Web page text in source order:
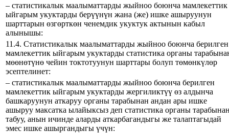
– статистикалык маалыматтарды жыйноо боюнча мамлекеттик
ыйгарым укуктарды берүүнүн жана (же) ишке ашыруунун
шарттарын өзгөрткөн ченемдик укуктук актынын кабыл
алынышы:
11.4. Статистикалык маалыматтарды жыйноо боюнча берилген
мамлекеттик ыйгарым укуктарды статистика органы
мөөнөтүнө чейин токтотуунун шарттары болуп төмөнкүлөр
эсептелинет:
– статистикалык маалыматтарды жыйноо боюнча берилген
мамлекеттик ыйгарым укуктарды жергиликтүү өз алдынча
башкаруунун аткаруу органы тарабынан андан ары ишке
ашыруу максатка ылайыксыз деп статистика органы
табуу, анын ичинде аларды аткарбагандыгы же талаптагыдай
эмес ишке ашыргандыгы үчүн: